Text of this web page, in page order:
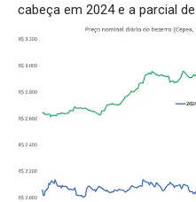
cabeça em 2024 e a parcial